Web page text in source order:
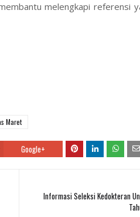
melengkapi referensi
Maret
Google+
Informasi Seleksi Kedokteran